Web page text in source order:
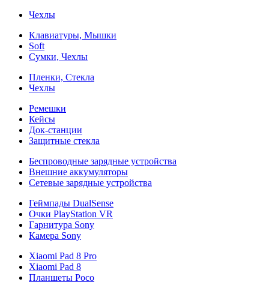
Чехлы
Клавиатуры, Мышки
Soft
Сумки, Чехлы
Пленки, Стекла
Чехлы
Ремешки
Кейсы
Док-станции
Защитные стекла
Беспроводные зарядные устройства
Внешние аккумуляторы
Сетевые зарядные устройства
Геймпады DualSense
Очки PlayStation VR
Гарнитура Sony
Камера Sony
Xiaomi Pad 8 Pro
Xiaomi Pad 8
Планшеты Poco